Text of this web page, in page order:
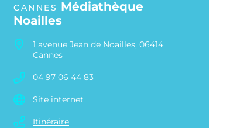
CANNES Médiathèque
Noailles
1 avenue Jean de Noailles, 06414
Cannes
04 97 06 44 83
Site internet
Itinéraire